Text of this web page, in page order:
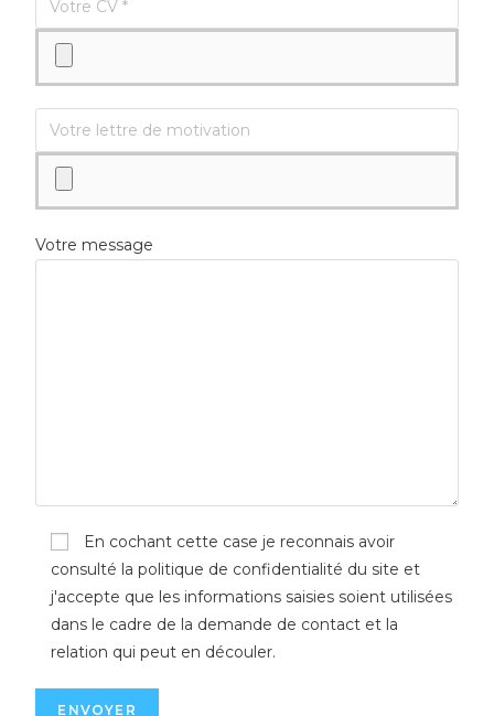
Votre message
En cochant cette case je reconnais avoir
consulté la politique de confidentialité du site et
j'accepte que les informations saisies soient utilisées
dans le cadre de la demande de contact et la
relation qui peut en découler.